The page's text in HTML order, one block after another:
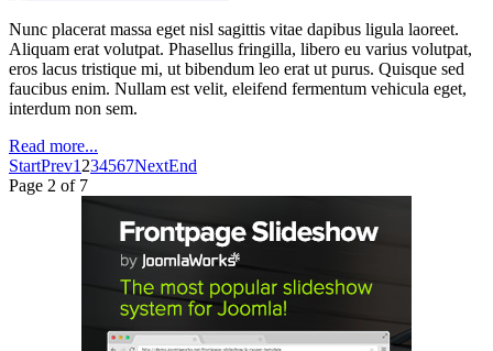
Nunc placerat massa eget nisl sagittis vitae dapibus ligula laoreet.
Aliquam erat volutpat. Phasellus fringilla, libero eu varius volutpat,
eros lacus tristique mi, ut bibendum leo erat ut purus. Quisque sed
faucibus enim. Nullam est velit, eleifend fermentum vehicula eget,
interdum non sem.
Read more...
StartPrev1 234567NextEnd
Page 2 of 7